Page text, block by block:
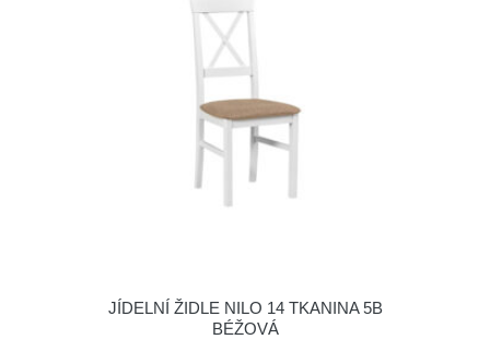
JÍDELNÍ ŽIDLE NILO 14 TKANINA 5B
BÉŽOVÁ